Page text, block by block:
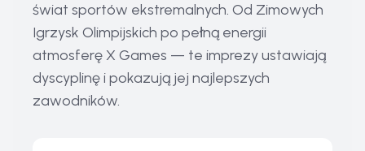
świat sportów ekstremalnych. Od Zimowych
Igrzysk Olimpijskich po pełną energii
atmosferę X Games — te imprezy ustawiają
dyscyplinę i pokazują jej najlepszych
zawodników.